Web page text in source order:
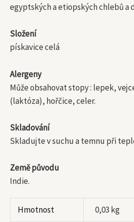
egyptských a etiopských chlebů a
Složení
pískavice celá
Alergeny
Může obsahovat stopy : lepek,
(laktóza), hořčice, celer.
Skladování
Skladujte v suchu a temnu při
Země původu
Indie.
Hmotnost 0,03 kg